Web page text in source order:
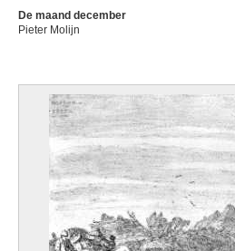
De maand december
Pieter Molijn